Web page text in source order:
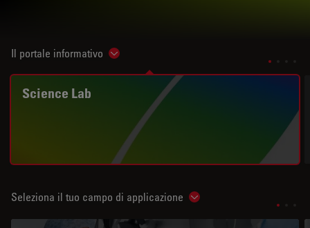
Il portale informativo Show subnavigation
Science Lab
Seleziona il tuo campo di applicazione Show subnavigation